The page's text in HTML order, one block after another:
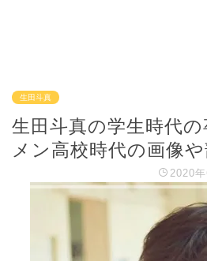
生田斗真
生田斗真の学生時代
メン高校時代の画像や
2020